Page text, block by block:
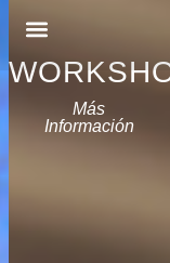
Más
Información